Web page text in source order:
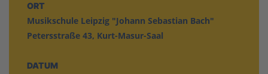
ORT
Musikschule Leipzig "Johann Sebastian Bach"
Petersstraße 43, Kurt-Masur-Saal
DATUM